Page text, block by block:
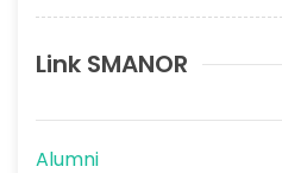
Link SMANOR
Alumni